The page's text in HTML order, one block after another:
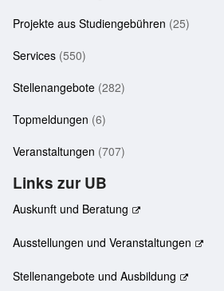
Projekte aus Studiengebühren (25)
Services (550)
Stellenangebote (282)
Topmeldungen (6)
Veranstaltungen (707)
Links zur UB
Auskunft und Beratung
Ausstellungen und Veranstaltungen
Stellenangebote und Ausbildung